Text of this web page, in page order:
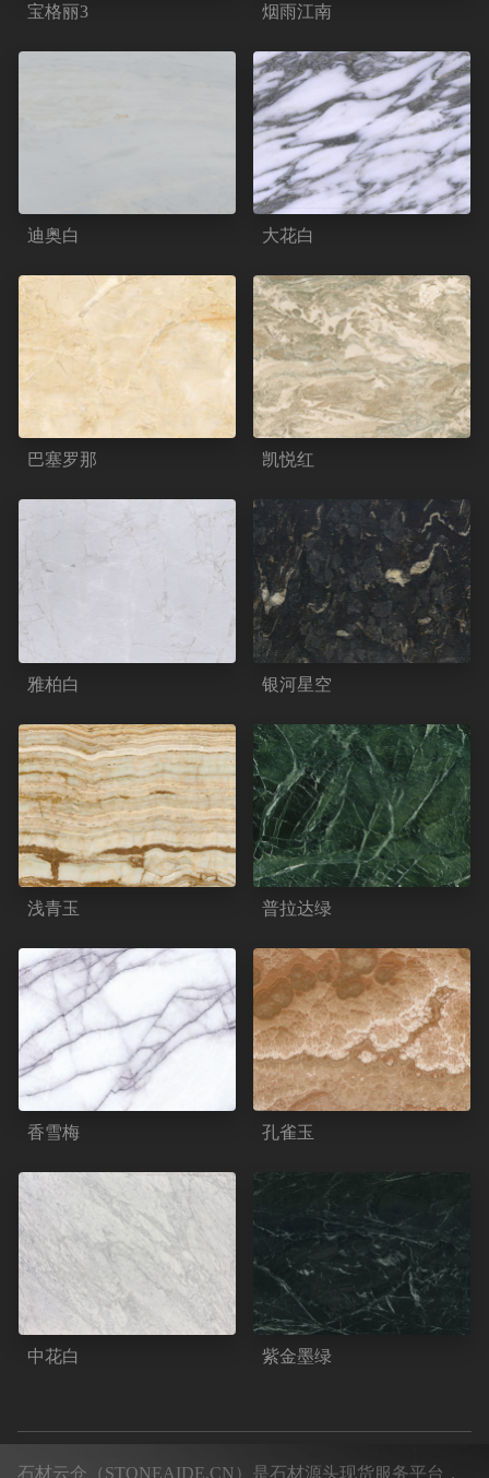
宝格丽3 烟雨江南
迪奥白 大花白
巴塞罗那 凯悦红
雅柏白 银河星空
浅青玉 普拉达绿
香雪梅 孔雀玉
中花白 紫金墨绿
石材云仓（STONEAIDE.CN）是石材源头现货服务平台，